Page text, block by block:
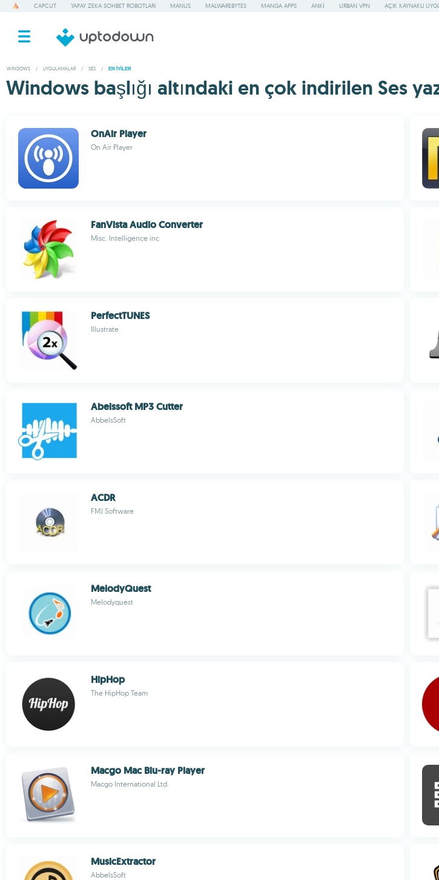
CAPCUT YAPAY ZEKA SOHBET ROBOTLARI MANUS MALWAREBYTES MANGA APPS ANKI URBAN VPN AÇIK KAYNAKLI
WINDOWS / UYGULAMALAR / SES / EN IYILER
Windows başlığı altındaki en çok indirilen Ses
OnAir Player
On Air Player
FanVista Audio Converter
Misc. Intelligence inc
PerfectTUNES
Illustrate
Abelssoft MP3 Cutter
AbbelsSoft
ACDR
FMJ Software
MelodyQuest
Melodyquest
HipHop
The HipHop Team
Macgo Mac Blu-ray Player
Macgo International Ltd.
MusicExtractor
AbbelsSoft